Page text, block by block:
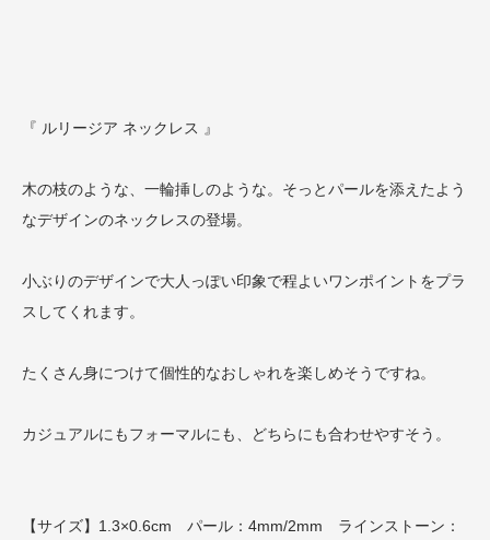
『 ルリージア ネックレス 』
木の枝のような、一輪挿しのような。そっとパールを添えたよう
なデザインのネックレスの登場。
小ぶりのデザインで大人っぽい印象で程よいワンポイントをプラ
スしてくれます。
たくさん身につけて個性的なおしゃれを楽しめそうですね。
カジュアルにもフォーマルにも、どちらにも合わせやすそう。
【サイズ】1.3×0.6cm パール：4mm/2mm ラインストーン：